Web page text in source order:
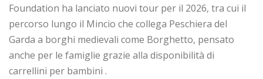
Foundation ha lanciato nuovi tour per il 2026, tra cui il
percorso lungo il Mincio che collega Peschiera del
Garda a borghi medievali come Borghetto, pensato
anche per le famiglie grazie alla disponibilità di
carrellini per bambini .